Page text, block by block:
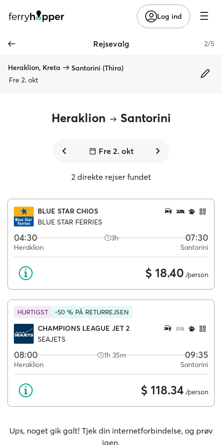
Log ind
Rejsevalg 2/5
Heraklion, Kreta
Santorini (Thira)
Fre 2. okt
Heraklion Santorini
Fre 2. okt
2 direkte rejser fundet
BLUE STAR CHIOS
BLUE STAR FERRIES
04:30 3h 07:30
Heraklion Santorini
$ 18.40 /person
HURTIGST -50 % PÅ RETURREJSEN
CHAMPIONS LEAGUE JET 2
SEAJETS
08:00 1h 35m 09:35
Heraklion Santorini
$ 118.34 /person
Ups, noget gik galt! Tjek din internetforbindelse, og prøv
igen.